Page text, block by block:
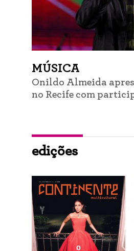
MÚSICA
Onildo Almeida
no Recife com
edições